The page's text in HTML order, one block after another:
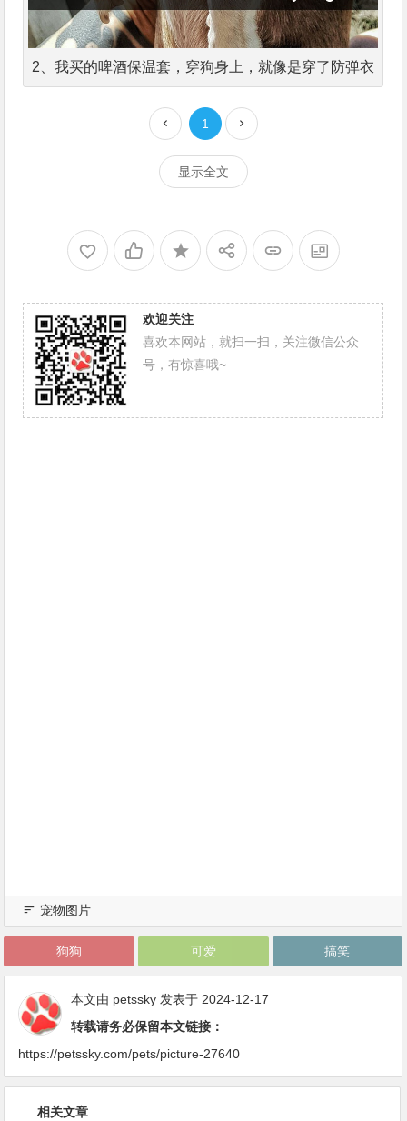
2、我买的啤酒保温套，穿狗身上，就像是穿了防弹衣
1
显示全文
欢迎关注
喜欢本网站，就扫一扫，关注微信公众
号，有惊喜哦~
宠物图片
狗狗 可爱 搞笑
本文由 petssky 发表于 2024-12-17
转载请务必保留本文链接：
https://petssky.com/pets/picture-27640
相关文章